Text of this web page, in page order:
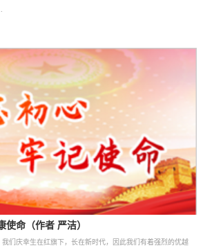
命（作者 严洁）
们庆幸生在红旗下，长在新时代，因此我们有着强烈的优越